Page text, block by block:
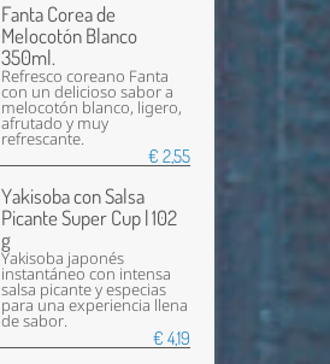
Fanta Corea de
Melocotón Blanco
350ml.
Refresco coreano Fanta
con un delicioso sabor a
melocotón blanco, ligero,
afrutado y muy
refrescante.
€ 2,55
Yakisoba con Salsa
Picante Super Cup | 102
g
Yakisoba japonés
instantáneo con intensa
salsa picante y especias
para una experiencia llena
de sabor.
€ 4,19